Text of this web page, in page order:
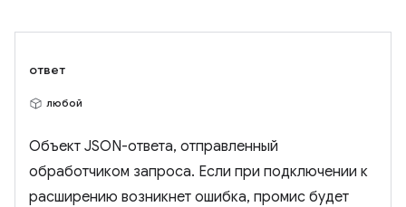
ответ
любой
Объект JSON-ответа, отправленный
обработчиком запроса. Если при подключении к
расширению возникнет ошибка, промис будет